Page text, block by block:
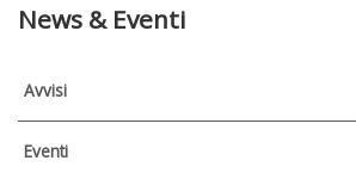
News & Eventi
Avvisi
Eventi